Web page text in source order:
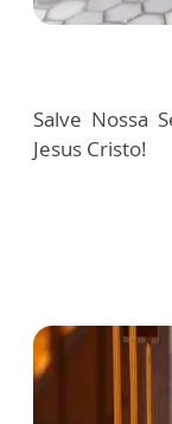
Salve Nossa
Jesus Cristo!